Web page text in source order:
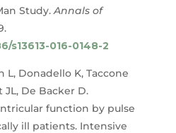
Study.Annals of
s13613-016-0148-2
L, Donadello K, Taccone
JL, De Backer D.
function by pulse
ill patients. Intensive